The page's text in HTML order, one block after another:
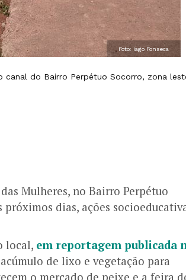
Foto: Iago Fonseca
canal do Bairro Perpétuo Socorro, zona
Mulheres, no Bairro Perpétuo
dias, ações
local, em reportagem publicada
de lixo e vegetação para
o mercado de peixe e a feira